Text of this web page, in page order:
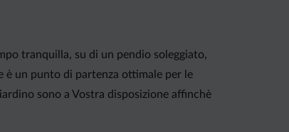
tranquilla, su di un pendio soleggiato,
è un punto di partenza ottimale per le
sono a Vostra disposizione affinchè